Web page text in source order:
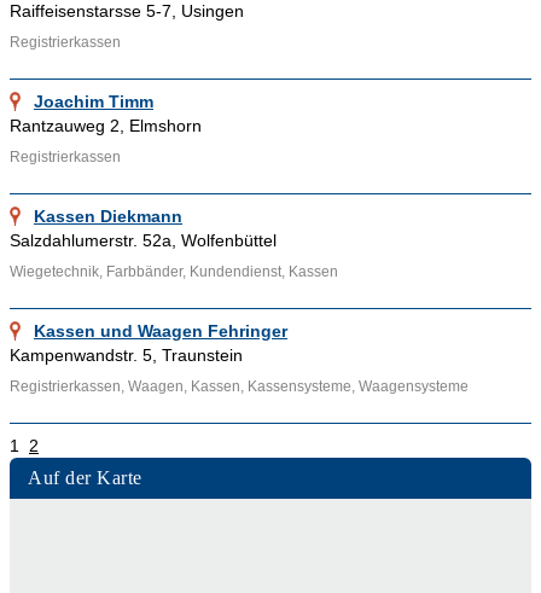
Raiffeisenstarsse 5-7, Usingen
Registrierkassen
Joachim Timm
Rantzauweg 2, Elmshorn
Registrierkassen
Kassen Diekmann
Salzdahlumerstr. 52a, Wolfenbüttel
Wiegetechnik, Farbbänder, Kundendienst, Kassen
Kassen und Waagen Fehringer
Kampenwandstr. 5, Traunstein
Registrierkassen, Waagen, Kassen, Kassensysteme, Waagensysteme
1 2
Auf der Karte